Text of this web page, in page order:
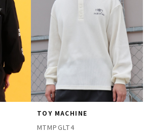
TOY MACHINE
MTMPGLT4